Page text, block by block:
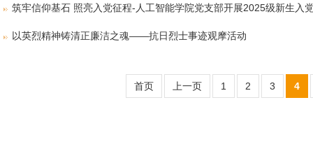
筑牢信仰基石 照亮入党征程-人工智能学院党支部开展2025级新生入
以英烈精神铸清正廉洁之魂——抗日烈士事迹观摩活动
首页 上一页 1 2 3 4